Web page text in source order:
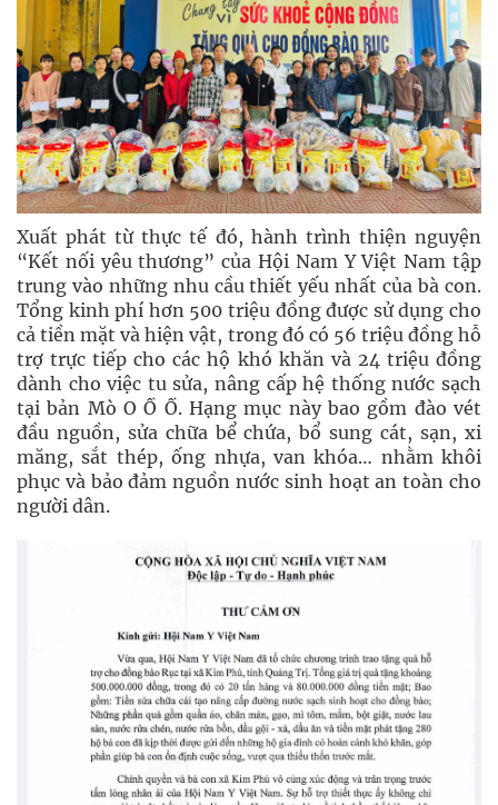
Xuất phát từ thực tế đó, hành trình thiện nguyện
“Kết nối yêu thương” của Hội Nam Y Việt Nam tập
trung vào những nhu cầu thiết yếu nhất của bà con.
Tổng kinh phí hơn 500 triệu đồng được sử dụng cho
cả tiền mặt và hiện vật, trong đó có 56 triệu đồng hỗ
trợ trực tiếp cho các hộ khó khăn và 24 triệu đồng
dành cho việc tu sửa, nâng cấp hệ thống nước sạch
tại bản Mò O Ồ Ồ. Hạng mục này bao gồm đào vét
đầu nguồn, sửa chữa bể chứa, bổ sung cát, sạn, xi
măng, sắt thép, ống nhựa, van khóa… nhằm khôi
phục và bảo đảm nguồn nước sinh hoạt an toàn cho
người dân.